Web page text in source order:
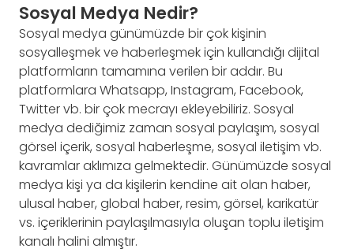
Sosyal Medya Nedir?
Sosyal medya günümüzde bir çok kişinin
sosyalleşmek ve haberleşmek için kullandığı dijital
platformların tamamına verilen bir addır. Bu
platformlara Whatsapp, Instagram, Facebook,
Twitter vb. bir çok mecrayı ekleyebiliriz. Sosyal
medya dediğimiz zaman sosyal paylaşım, sosyal
görsel içerik, sosyal haberleşme, sosyal iletişim vb.
kavramlar aklımıza gelmektedir. Günümüzde sosyal
medya kişi ya da kişilerin kendine ait olan haber,
ulusal haber, global haber, resim, görsel, karikatür
vs. içeriklerinin paylaşılmasıyla oluşan toplu iletişim
kanalı halini almıştır.